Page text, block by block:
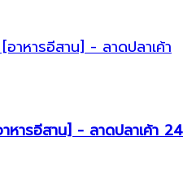
หารอีสาน] - ลาดปลาเค้า 24